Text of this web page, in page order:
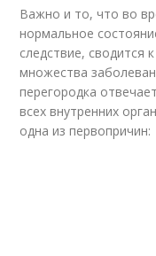
Важно и то, что во
нормальное
следствие, сводится
множества
перегородка
всех внутренних
одна из первопричин: